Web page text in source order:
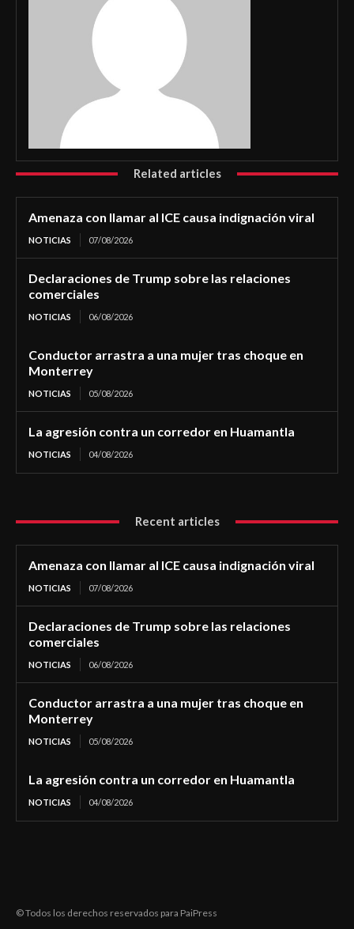
Related articles
Amenaza con llamar al ICE causa indignación viral
NOTICIAS 07/08/2026
Declaraciones de Trump sobre las relaciones
comerciales
NOTICIAS 06/08/2026
Conductor arrastra a una mujer tras choque en
Monterrey
NOTICIAS 05/08/2026
La agresión contra un corredor en Huamantla
NOTICIAS 04/08/2026
Recent articles
Amenaza con llamar al ICE causa indignación viral
NOTICIAS 07/08/2026
Declaraciones de Trump sobre las relaciones
comerciales
NOTICIAS 06/08/2026
Conductor arrastra a una mujer tras choque en
Monterrey
NOTICIAS 05/08/2026
La agresión contra un corredor en Huamantla
NOTICIAS 04/08/2026
© Todos los derechos reservados para PaiPress